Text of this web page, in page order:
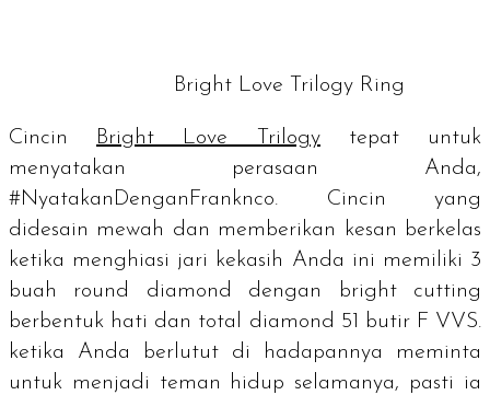
Bright Love Trilogy Ring
Cincin Bright Love Trilogytepat untuk
menyatakan perasaan Anda,
#NyatakanDenganFranknco. Cincin yang
didesain mewah dan memberikan kesan berkelas
ketika menghiasi jari kekasih Anda ini memiliki 3
buah round diamond dengan
bright cutting
berbentuk hati dan total diamond 51 butir F VVS.
ketika Anda berlutut di hadapannya meminta
untuk menjadi teman hidup selamanya, pasti ia